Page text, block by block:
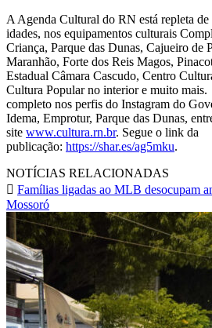
A Agenda Cultural do RN está repleta de
idades, nos equipamentos culturais
Criança, Parque das Dunas, Cajueiro de
Maranhão, Forte dos Reis Magos,
Estadual Câmara Cascudo, Centro
Cultura Popular no interior e muito mais.
completo nos perfis do Instagram do
Idema, Emprotur, Parque das Dunas,
site www.cultura.rn.br. Segue o link da
publicação: https://shar.es/ag5mku.
NOTÍCIAS RELACIONADAS
Famílias ligadas ao MLB desocupam
Mossoró